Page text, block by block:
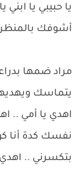
يا حبيبي يا
أشوفك بالمنظر
مراد ضمها
يتماسك
اهدي يا أمي ..
نفسك كدة أنا
بتكسرني ..